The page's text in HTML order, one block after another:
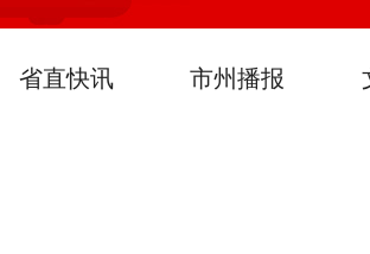
省直快讯 市州播报